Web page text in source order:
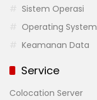
Sistem Operasi
Operating System
Keamanan Data
Service
Colocation Server